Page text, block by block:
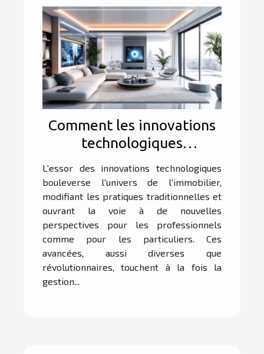
Comment les innovations
technologiques
l'immobilier ?
L'essor des innovations technologiques
bouleverse l'univers de l'immobilier,
modifiant les pratiques traditionnelles et
ouvrant la voie à de nouvelles
perspectives pour les professionnels
comme pour les particuliers. Ces
avancées, aussi diverses que
révolutionnaires, touchent à la fois la
gestion...